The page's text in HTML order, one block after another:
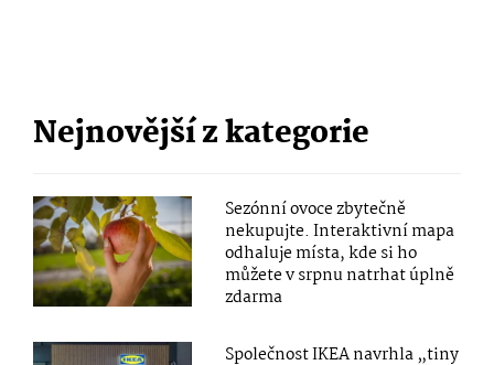
Nejnovější z kategorie
Sezónní ovoce zbytečně
nekupujte. Interaktivní mapa
odhaluje místa, kde si ho
můžete v srpnu natrhat úplně
zdarma
Společnost IKEA navrhla „tiny